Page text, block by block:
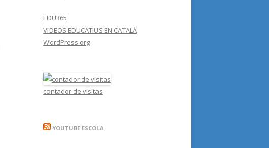
EDU365
VíDEOS EDUCATIUS EN CATALÀ
WordPress.org
contador de visitas
YOUTUBE ESCOLA